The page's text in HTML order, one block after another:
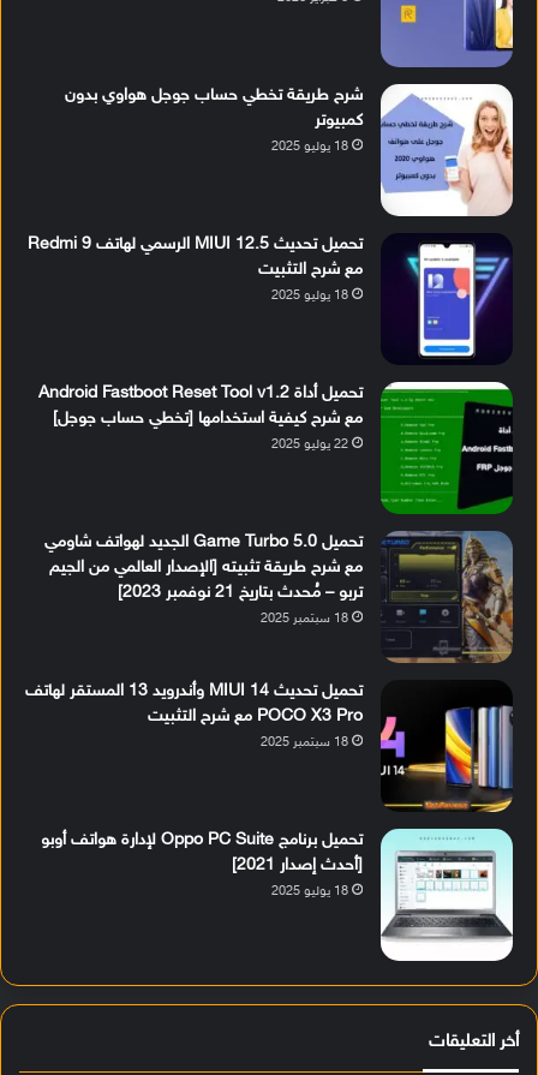
شرح طريقة تخطي حساب جوجل هواوي بدون
كمبيوتر
18 يوليو 2025
تحميل تحديث MIUI 12.5 الرسمي لهاتف Redmi 9
مع شرح التثبيت
18 يوليو 2025
تحميل أداة Android Fastboot Reset Tool v1.2
مع شرح كيفية استخدامها [تخطي حساب جوجل]
22 يوليو 2025
تحميل Game Turbo 5.0 الجديد لهواتف شاومي
مع شرح طريقة تثبيته [الإصدار العالمي من الجيم
تربو – مُحدث بتاريخ 21 نوفمبر 2023]
18 سبتمبر 2025
تحميل تحديث MIUI 14 وأندرويد 13 المستقر لهاتف
POCO X3 Pro مع شرح التثبيت
18 سبتمبر 2025
تحميل برنامج Oppo PC Suite لإدارة هواتف أوبو
[أحدث إصدار 2021]
18 يوليو 2025
أخر التعليقات